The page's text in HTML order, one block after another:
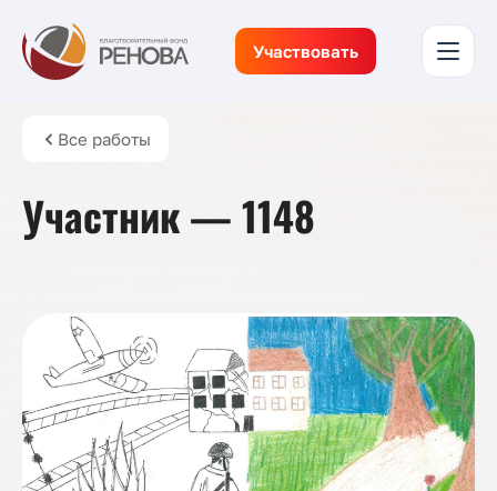
Участвовать
Все работы
Участник — 1148